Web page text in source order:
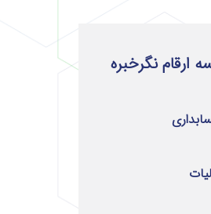
نگرخبره